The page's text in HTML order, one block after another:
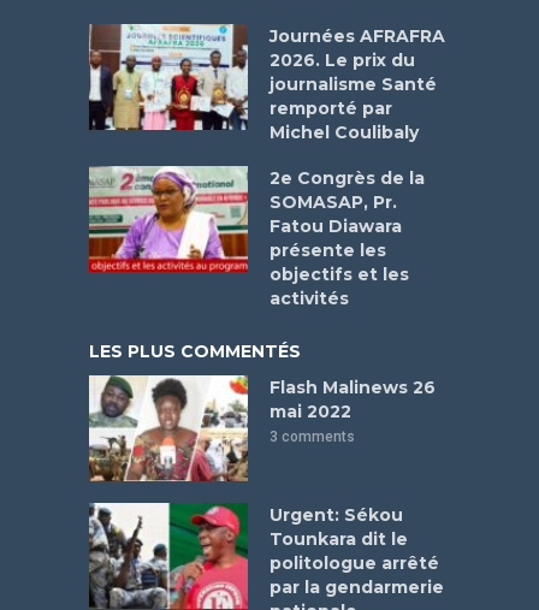
Journées AFRAFRA
2026. Le prix du
journalisme Santé
remporté par
Michel Coulibaly
2e Congrès de la
SOMASAP, Pr.
Fatou Diawara
présente les
objectifs et les
activités
LES PLUS COMMENTÉS
Flash Malinews 26
mai 2022
3 comments
Urgent: Sékou
Tounkara dit le
politologue arrêté
par la gendarmerie